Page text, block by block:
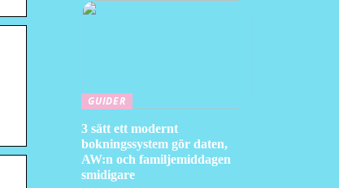
GUIDER
3 sätt ett modernt
bokningssystem gör daten,
AW:n och familjemiddagen
smidigare